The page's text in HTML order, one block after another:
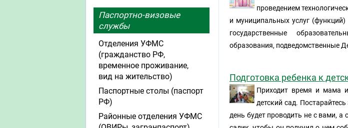
проведением
и муниципальных услуг
государственные
образования, подведомственные
Подготовка ребенка к
Приходит время и мама
детский сад.
день будет проводить не с вами,
Паспортно-визовые
службы
Отделения УФМС
(гражданство РФ,
временное проживание,
вид на жительство)
Паспортные столы (паспорт
РФ)
Районные отделения УФМС